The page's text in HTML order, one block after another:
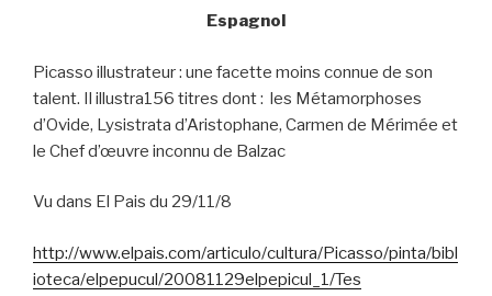
Espagnol
Picasso illustrateur : une facette moins connue de son
talent. Il illustra156 titres dont : les Métamorphoses
d’Ovide, Lysistrata d’Aristophane, Carmen de Mérimée et
le Chef d’œuvre inconnu de Balzac
Vu dans El Pais du 29/11/8
http://www.elpais.com/articulo/cultura/Picasso/pinta/bibl
ioteca/elpepucul/20081129elpepicul_1/Tes